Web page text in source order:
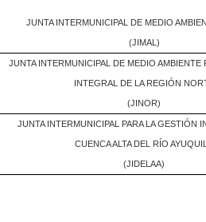
JUNTA INTERMUNICIPAL DE MEDIO
(JIMAL)
JUNTA INTERMUNICIPAL DE MEDIO AMBIENTE
INTEGRAL DE LA REGIÓN
(JINOR)
JUNTA INTERMUNICIPAL PARA LA GESTIÓN
CUENCA ALTA DEL RÍO
(JIDELAA)